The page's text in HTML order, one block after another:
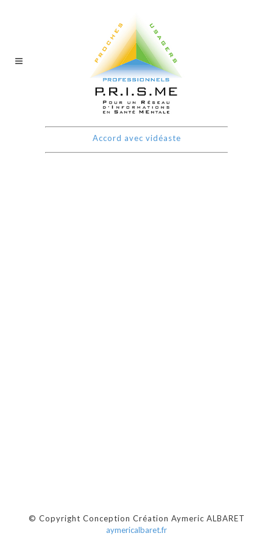
Accord avec vidéaste
© Copyright Conception Création Aymeric ALBARET
aymericalbaret.fr